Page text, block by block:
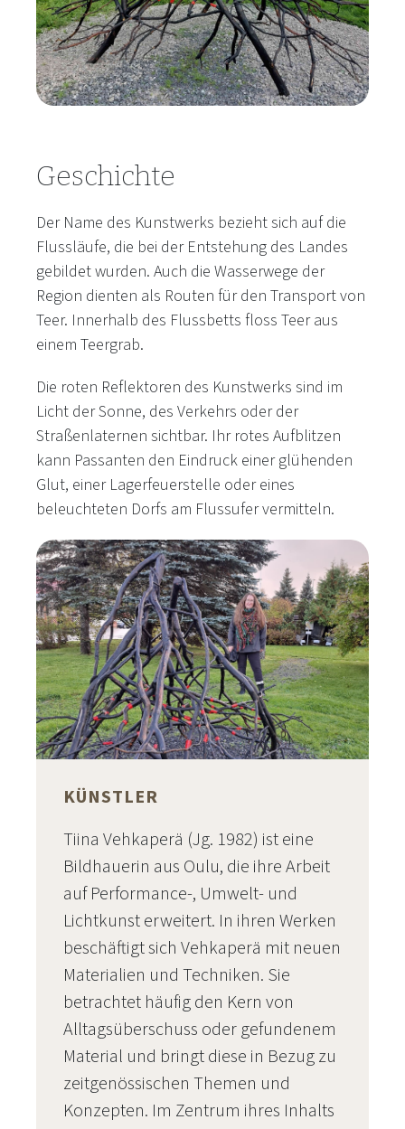
Geschichte
Der Name des Kunstwerks bezieht sich auf die
Flussläufe, die bei der Entstehung des Landes
gebildet wurden. Auch die Wasserwege der
Region dienten als Routen für den Transport von
Teer. Innerhalb des Flussbetts floss Teer aus
einem Teergrab.
Die roten Reflektoren des Kunstwerks sind im
Licht der Sonne, des Verkehrs oder der
Straßenlaternen sichtbar. Ihr rotes Aufblitzen
kann Passanten den Eindruck einer glühenden
Glut, einer Lagerfeuerstelle oder eines
beleuchteten Dorfs am Flussufer vermitteln.
KÜNSTLER
Tiina Vehkaperä (Jg. 1982) ist eine
Bildhauerin aus Oulu, die ihre Arbeit
auf Performance-, Umwelt- und
Lichtkunst erweitert. In ihren Werken
beschäftigt sich Vehkaperä mit neuen
Materialien und Techniken. Sie
betrachtet häufig den Kern von
Alltagsüberschuss oder gefundenem
Material und bringt diese in Bezug zu
zeitgenössischen Themen und
Konzepten. Im Zentrum ihres Inhalts